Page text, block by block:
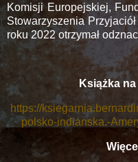
Komisji Europejskiej,
Stowarzyszenia
roku 2022 otrzymał
Książka
https://
polsko-indianska.-